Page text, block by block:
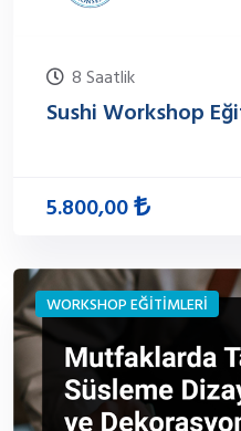
8 Saatlik
Sushi Workshop
5.800,00
WORKSHOP EĞİTİMLERİ